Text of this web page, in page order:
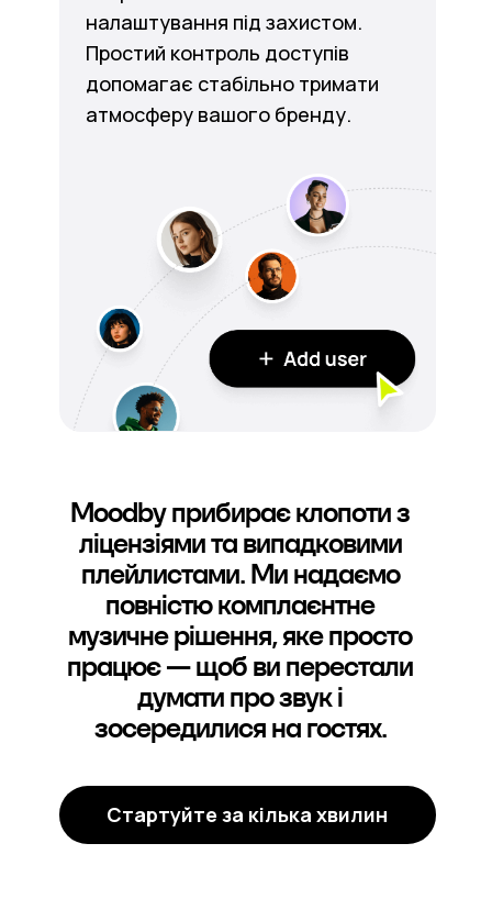
налаштування під захистом.
Простий контроль доступів
допомагає стабільно тримати
атмосферу вашого бренду.
Moodby прибирає клопоти з
ліцензіями та випадковими
плейлистами. Ми надаємо
повністю комплаєнтне
музичне рішення, яке просто
працює — щоб ви перестали
думати про звук і
зосередилися на гостях.
Стартуйте за кілька хвилин